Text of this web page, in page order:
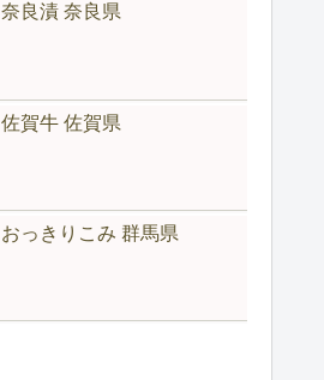
奈良漬 奈良県
佐賀牛 佐賀県
おっきりこみ 群馬県